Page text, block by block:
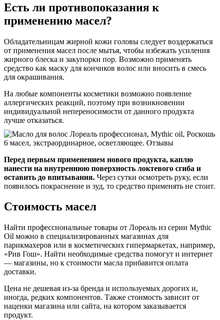
Есть ли противопоказания к
применению масел?
Обладательницам жирной кожи головы следует воздержаться
от применения масел после мытья, чтобы избежать усиления
жирного блеска и закупорки пор. Возможно применять
средство как маску для кончиков волос или вносить в смесь
для окрашивания.
На любые компоненты косметики возможно появление
аллергических реакций, поэтому при возникновении
индивидуальной непереносимости от данного продукта
лучше отказаться.
Перед первым применением нового продукта, каплю
нанести на внутреннюю поверхность локтевого сгиба и
оставить до впитывания. Через сутки осмотреть руку, если
появилось покраснение и зуд, то средство применять не стоит.
Стоимость масел
Найти профессиональные товары от Лореаль из серии Mythic
Oil можно в специализированных магазинах для
парикмахеров или в косметических гипермаркетах, например,
«Рив Гош». Найти необходимые средства помогут и интернет
— магазины, но к стоимости масла прибавится оплата
доставки.
Цена не дешевая из-за бренда и используемых дорогих и,
иногда, редких компонентов. Также стоимость зависит от
наценки магазина или сайта, на котором заказывается
продукт.